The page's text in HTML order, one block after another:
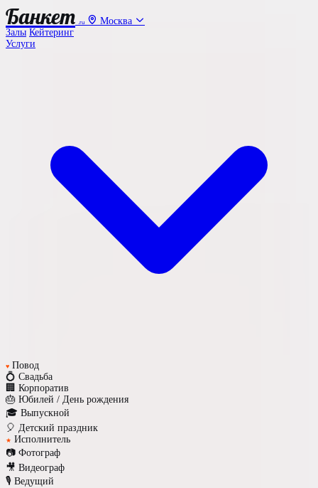
Банкет .ru
Москва
Залы Кейтеринг
Услуги
♥ Повод
💍 Свадьба
🏢 Корпоратив
🎂 Юбилей / День рождения
🎓 Выпускной
🎈 Детский праздник
★ Исполнитель
📷 Фотограф
🎥 Видеограф
🎙️ Ведущий